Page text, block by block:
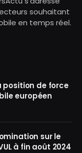
souhaitant
en temps réel.
de force
européen
sur le
à fin août 2024